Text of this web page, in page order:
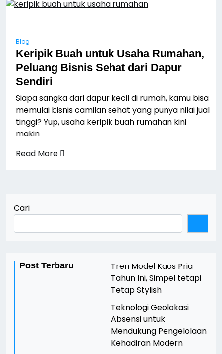
Blog
Keripik Buah untuk Usaha Rumahan,
Peluang Bisnis Sehat dari Dapur
Sendiri
Siapa sangka dari dapur kecil di rumah, kamu bisa
memulai bisnis camilan sehat yang punya nilai jual
tinggi? Yup, usaha keripik buah rumahan kini
makin
Read More
Cari
Post Terbaru
Tren Model Kaos Pria
Tahun Ini, Simpel tetapi
Tetap Stylish
Teknologi Geolokasi
Absensi untuk
Mendukung Pengelolaan
Kehadiran Modern